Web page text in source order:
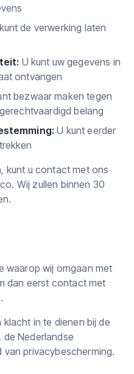
de verwerking laten
U kunt uw gegevens in
ontvangen
bezwaar maken tegen
belang
U kunt eerder
kunt u contact met ons
. Wij zullen binnen 30
waarop wij omgaan met
dan eerst contact met
.
in te dienen bij de
Nederlandse
privacybescherming.